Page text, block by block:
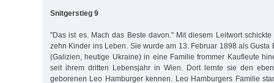
Snitgerstieg 9
"Das ist es. Mach das Beste davon." Mit diesem Leitwort
zehn Kinder ins Leben. Sie wurde am 13. Februar 1898 als Gusta
(Galizien, heutige Ukraine) in eine Familie frommer Kaufleute
seit ihrem dritten Lebensjahr in Wien. Dort lernte sie den
geborenen Leo Hamburger kennen. Leo Hamburgers Familie